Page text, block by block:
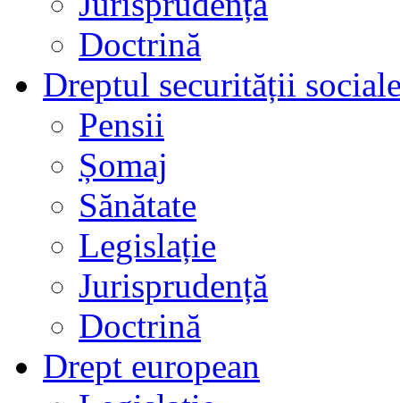
Doctrină
Dreptul securității
Pensii
Șomaj
Sănătate
Legislație
Jurisprudență
Doctrină
Drept european